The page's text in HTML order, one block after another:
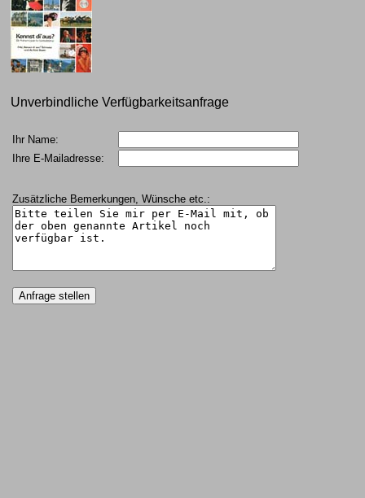
Unverbindliche Verfügbarkeitsanfrage
Ihr Name:
Ihre E-Mailadresse:
Zusätzliche Bemerkungen, Wünsche etc.: